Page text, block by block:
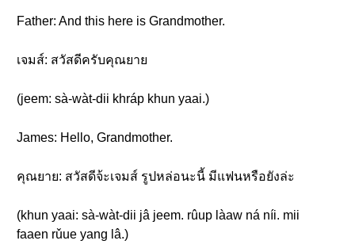
Father: And this here is Grandmother.
เจมส์: สวัสดีครับคุณยาย
(jeem: sà-wàt-dii khráp khun yaai.)
James: Hello, Grandmother.
คุณยาย: สวัสดีจ้ะเจมส์ รูปหล่อนะนี้ มีแฟนหรือยังล่ะ
(khun yaai: sà-wàt-dii jâ jeem. rûup làaw ná níi. mii
faaen rǔue yang lâ.)